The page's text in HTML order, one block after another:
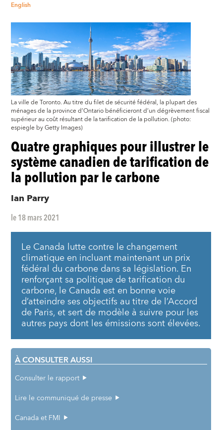
English
La ville de Toronto. Au titre du filet de sécurité fédéral, la plupart des
ménages de la province d’Ontario bénéficieront d’un dégrèvement fiscal
supérieur au coût résultant de la tarification de la pollution. (photo:
espiegle by Getty Images)
Quatre graphiques pour illustrer le
système canadien de tarification de
la pollution par le carbone
Ian Parry
le 18 mars 2021
Le Canada lutte contre le changement
climatique en incluant maintenant un prix
fédéral du carbone dans sa législation. En
renforçant sa politique de tarification du
carbone, le Canada est en bonne voie
d’atteindre ses objectifs au titre de l’Accord
de Paris, et sert de modèle à suivre pour les
autres pays dont les émissions sont élevées.
À CONSULTER AUSSI
Consulter le rapport
Lire le communiqué de presse
Canada et FMI